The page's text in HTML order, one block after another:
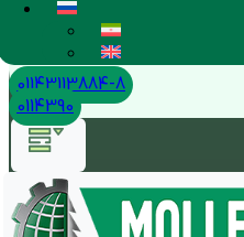
01143113884-8
0114390